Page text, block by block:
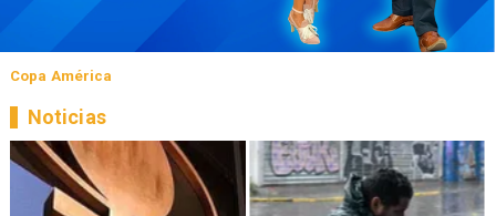
Copa América
Noticias